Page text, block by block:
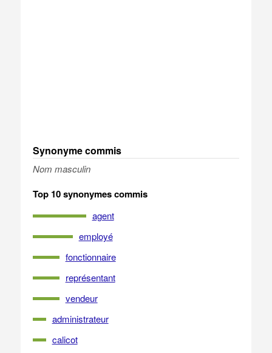
Synonyme commis
Nom masculin
Top 10 synonymes commis
agent
employé
fonctionnaire
représentant
vendeur
administrateur
calicot